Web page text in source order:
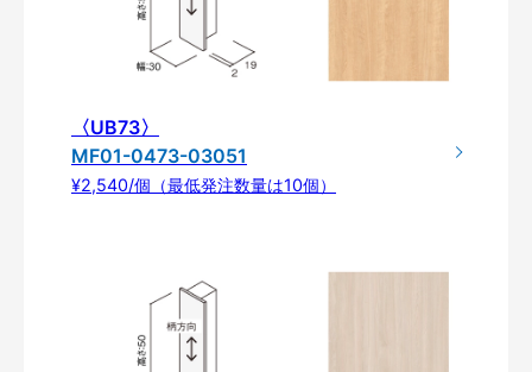
〈UB73〉
MF01-0473-03051
¥2,540/個（最低発注数量は10個）